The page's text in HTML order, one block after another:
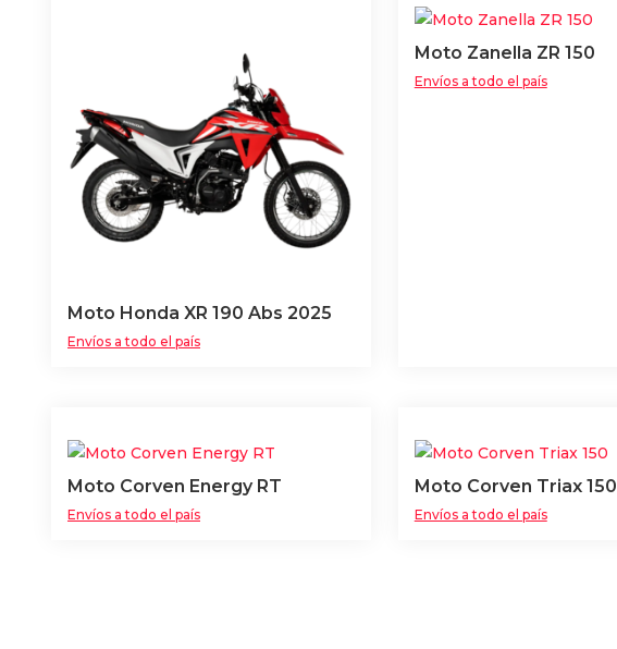
Moto Honda XR 190 Abs 2025
Envíos a todo el país
Moto Zanella ZR 150
Envíos a todo el país
Moto Corven Energy RT
Envíos a todo el país
Moto Corven Triax 150
Envíos a todo el país